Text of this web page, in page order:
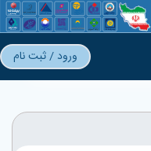
ورود / ثبت نام